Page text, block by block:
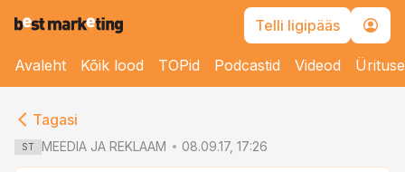
Telli ligipääs
Avaleht Kõik lood TOPid Podcastid Videod
Tagasi
ST MEEDIA JA REKLAAM 08.09.17, 17:26